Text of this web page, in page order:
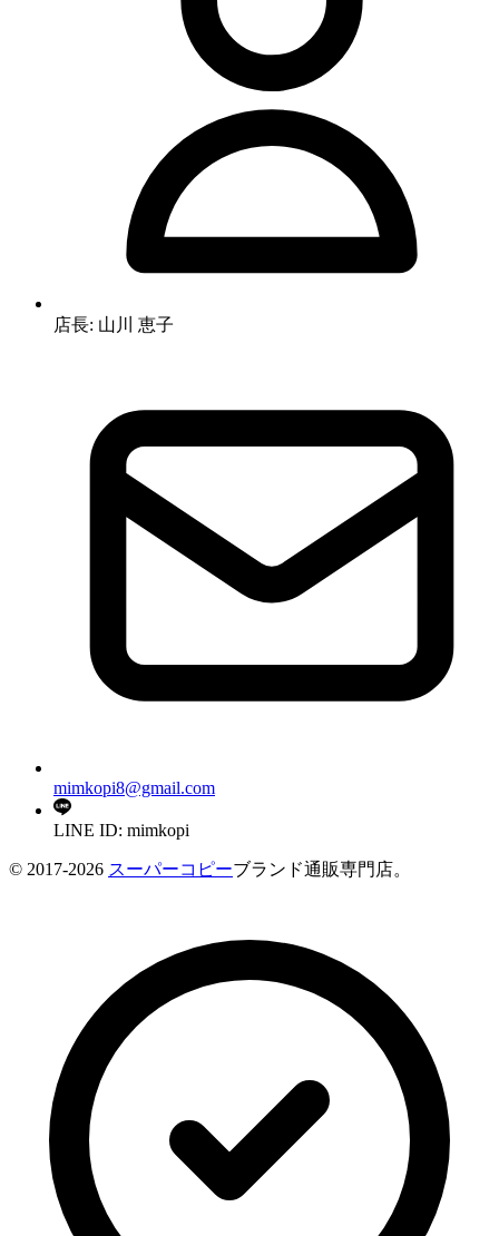
店長: 山川 恵子
mimkopi8@gmail.com
LINE ID: mimkopi
© 2017-2026 スーパーコピーブランド通販専門店。